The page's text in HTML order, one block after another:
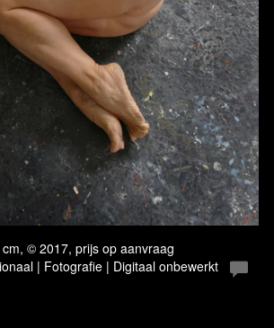
© 2017, prijs op aanvraag
| Fotografie | Digitaal onbewerkt